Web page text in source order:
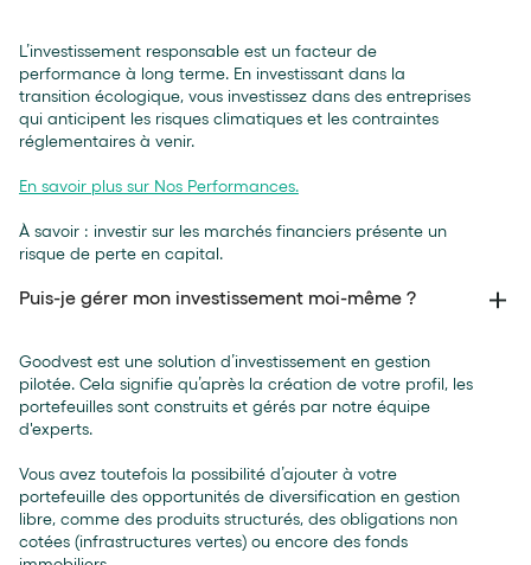
L’investissement responsable est un facteur de
performance à long terme. En investissant dans la
transition écologique, vous investissez dans des entreprises
qui anticipent les risques climatiques et les contraintes
réglementaires à venir.
En savoir plus sur Nos Performances.
À savoir : investir sur les marchés financiers présente un
risque de perte en capital.
Puis-je gérer mon investissement moi-même ?
Goodvest est une solution d’investissement en gestion
pilotée. Cela signifie qu’après la création de votre profil, les
portefeuilles sont construits et gérés par notre équipe
d'experts.
Vous avez toutefois la possibilité d’ajouter à votre
portefeuille des opportunités de diversification en gestion
libre, comme des produits structurés, des obligations non
cotées (infrastructures vertes) ou encore des fonds